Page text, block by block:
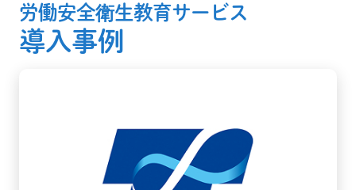
労働安全衛生教育サービス
導入事例